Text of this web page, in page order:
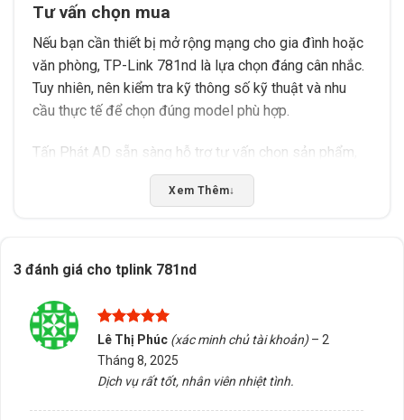
Tư vấn chọn mua
Nếu bạn cần thiết bị mở rộng mạng cho gia đình hoặc
văn phòng, TP-Link 781nd là lựa chọn đáng cân nhắc.
Tuy nhiên, nên kiểm tra kỹ thông số kỹ thuật và nhu
cầu thực tế để chọn đúng model phù hợp.
Tấn Phát AD sẵn sàng hỗ trợ tư vấn chọn sản phẩm,
kiểm tra tương thích và giao hàng tại Buôn Ma Thuột,
Đắk Lắk. Liên hệ để được hỗ trợ tận tình.
Thông số kỹ thuật
Xem Thêm↓
3 đánh giá cho tplink 781nd
Được xếp
hạng5
sao
Lê Thị Phúc (xác minh chủ tài khoản) – 2
Tháng 8, 2025
Dịch vụ rất tốt, nhân viên nhiệt tình.